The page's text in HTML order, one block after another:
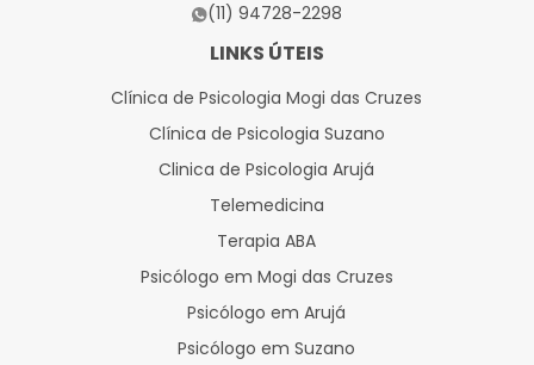
(11) 94728-2298
LINKS ÚTEIS
Clínica de Psicologia Mogi das Cruzes
Clínica de Psicologia Suzano
Clinica de Psicologia Arujá
Telemedicina
Terapia ABA
Psicólogo em Mogi das Cruzes
Psicólogo em Arujá
Psicólogo em Suzano